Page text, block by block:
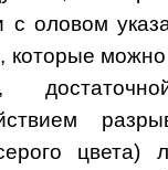
оловом
которые
цвета)